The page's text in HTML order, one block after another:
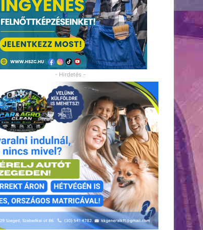
- Hirdetés -